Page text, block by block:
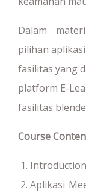
Dalam
pilihan
fasilitas yang
platform E-
fasilitas
Course
Introduction
Aplikasi